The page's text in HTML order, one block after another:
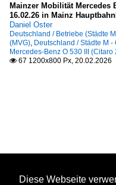
Mainzer Mobilität Mercedes
16.02.26 in Mainz
Daniel Oster
Deutschland / Betriebe (Städte
(MVG), Deutschland / Städte M -
Mercedes-Benz O 530 III (Citaro
 67 1200x800 Px, 20.02.2026
Diese Webseite